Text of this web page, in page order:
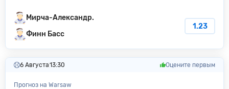
Мирча-Александр.
Финн Басс
1.23
6 Августа13:30 Оцените первым
Прогноз на Warsaw